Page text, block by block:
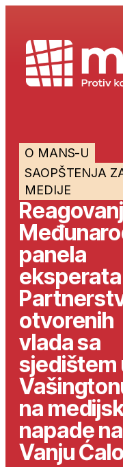
O MANS-U
SAOPŠTENJA
MEDIJE
panela
eksperata
otvorenih
vlada sa
sjedištem
na
napade na
Vanju